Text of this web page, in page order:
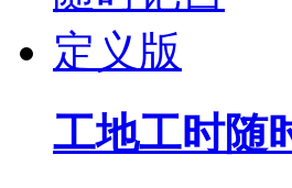
工地工时随